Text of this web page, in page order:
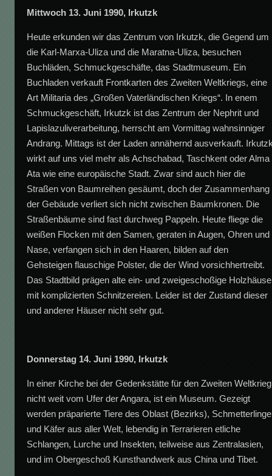
Mittwoch 13. Juni 1990, Irkutzk
Heute erkunden wir das Zentrum von Irkutzk, die Gegend um
die Karl-Marxa-Uliza und die Maratna-Uliza, besuchen
Buchläden, Schmuckgeschäfte, das Stadtmuseum. Ein
Buchladen verkauft Frontkarten des Zweiten Weltkriegs, eine
Art Militaria des „Großen Vaterländischen Kriegs“. In enem
Schmuckgeschäft, Irkutzk ist das Zentrum der Nephrit und
Lapislazuliverarbeitung, herrscht am Vormittag wahnsinniger
Andrang. Mittags ist der Laden annähernd ausverkauft.
wirkt auf uns viel mehr als Achschabad, Taschkent oder Alma
Ata wie eine europäische Stadt. Zwar sind auch hier die
Straßen von Baumreihen gesäumt, doch der Zusammenhang
der Gebäude verliert sich nicht zwischen Baumkronen. Die
Straßenbäume sind fast durchweg Pappeln. Heute fliege die
weißen Flocken mit den Samen, geraten in Augen, Ohren und
Nase, verfangen sich in den Haaren, bilden auf den
Gehsteigen flauschige Polster, die der Wind vorsichhertreibt.
Das Stadtbild prägen alte ein- und zweigeschoßige
mit komplizierten Schnitzereien. Leider ist der Zustand dieser
und anderer Häuser nicht sehr gut.
Donnerstag 14. Juni 1990, Irkutzk
In einer Kirche bei der Gedenkstätte für den Zweiten
nicht weit vom Ufer der Angara, ist ein Museum. Gezeigt
werden präparierte Tiere des Oblast (Bezirks), Schmetterlinge
und Käfer aus aller Welt, lebendig in Terrarieren etliche
Schlangen, Lurche und Insekten, teilweise aus Zentralasien,
und im Obergeschoß Kunsthandwerk aus China und Tibet.